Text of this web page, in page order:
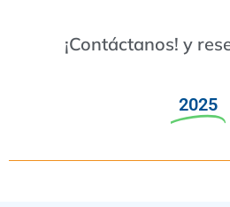
¡Contáctanos! y
2025